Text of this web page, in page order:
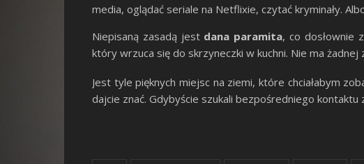
media, oglądać seriale na Netflixie, czytać kryminały.
Niepisaną zasadą jest dana paramita, co dosłownie
który wrzuca się do skrzyneczki w kuchni. Nie ma
Jest tyle pięknych miejsc na ziemi, które chciałabym
dajcie znać. Gdybyście szukali bezpośredniego